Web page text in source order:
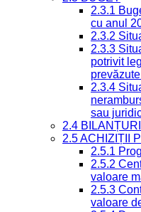
2.3.1
cu anul
2.3.2
2.3.3
potrivit
2.3.4
sau
2.4
2.5 ACHIZIȚII
2.5.1
2.5.2
valoare
2.5.3
valoare